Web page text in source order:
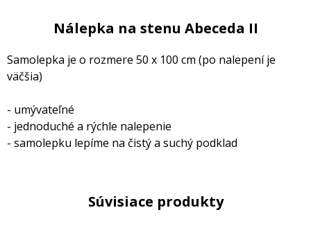
Nálepka na stenu Abeceda II
Samolepka je o rozmere 50 x 100 cm (po nalepení je
väčšia)
- umývateľné
- jednoduché a rýchle nalepenie
- samolepku lepíme na čistý a suchý podklad
Súvisiace produkty